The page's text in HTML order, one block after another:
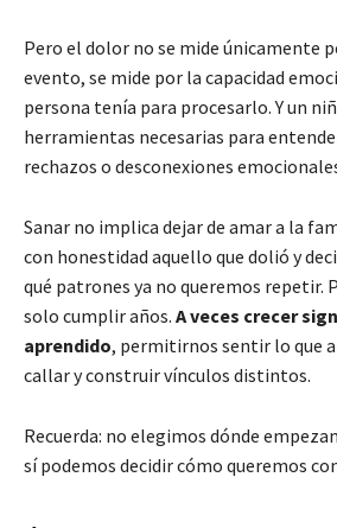
Pero el dolor no se mide únicamente
evento, se mide por la capacidad
persona tenía para procesarlo. Y un
herramientas necesarias para
rechazos o desconexiones
Sanar no implica dejar de amar a la
con honestidad aquello que dolió y
qué patrones ya no queremos repetir.
solo cumplir años. A veces crecer
aprendido, permitirnos sentir lo que
callar y construir vínculos distintos.
Recuerda: no elegimos dónde
sí podemos decidir cómo queremos